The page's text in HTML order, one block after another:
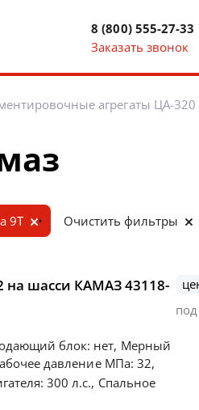
8 (800) 555-27-33
Заказать звонок
агрегаты ЦА-320
9Т Очистить фильтры
на шасси КАМАЗ 43118-
блок: нет, Мерный
давление МПа: 32,
300 л.с., Спальное
под